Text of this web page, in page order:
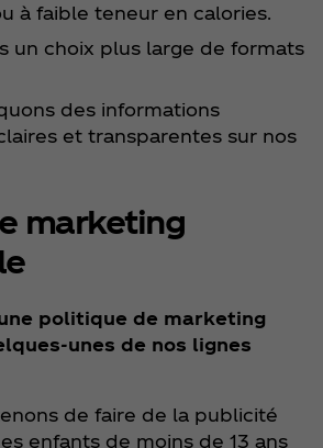
à faible teneur en calories.
un choix plus large de formats
des informations
et transparentes sur nos
marketing
une politique de marketing
unes de nos lignes
de faire de la publicité
enfants de moins de 13 ans